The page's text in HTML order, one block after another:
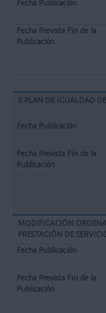
II PLAN DE IGUALDAD
MODIFICACIÓN
PRESTACIÓN DE